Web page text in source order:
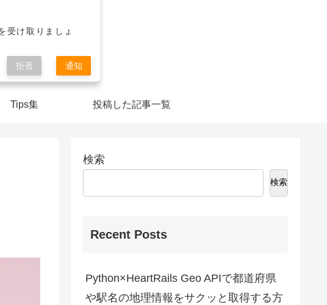
室
Tips集 投稿した記事一覧
検索
検索
Recent Posts
Python×HeartRails Geo APIで都道府県
や駅名の地理情報をサクッと取得する方
受け取りましょ
拒否 通知